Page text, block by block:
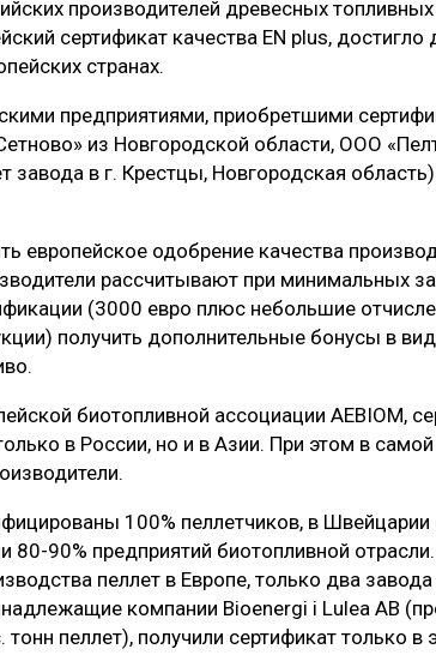
И ЗАЩИТА СУШКА ДРЕВЕСИНЫ
производителей древесных топливных
сертификат качества EN plus,
странах.
предприятиями, приобретшими
из Новгородской области, ООО
завода в г. Крестцы, Новгородская
европейское одобрение качества
рассчитывают при минимальных
(3000 евро плюс небольшие
получить дополнительные бонусы в
биотопливной ассоциации AEBIOM,
в России, но и в Азии. При этом в
100% пеллетчиков, в
80-90% предприятий биотопливной
пеллет в Европе, только два
компании Bioenergi i Lulea AB
пеллет), получили сертификат только в